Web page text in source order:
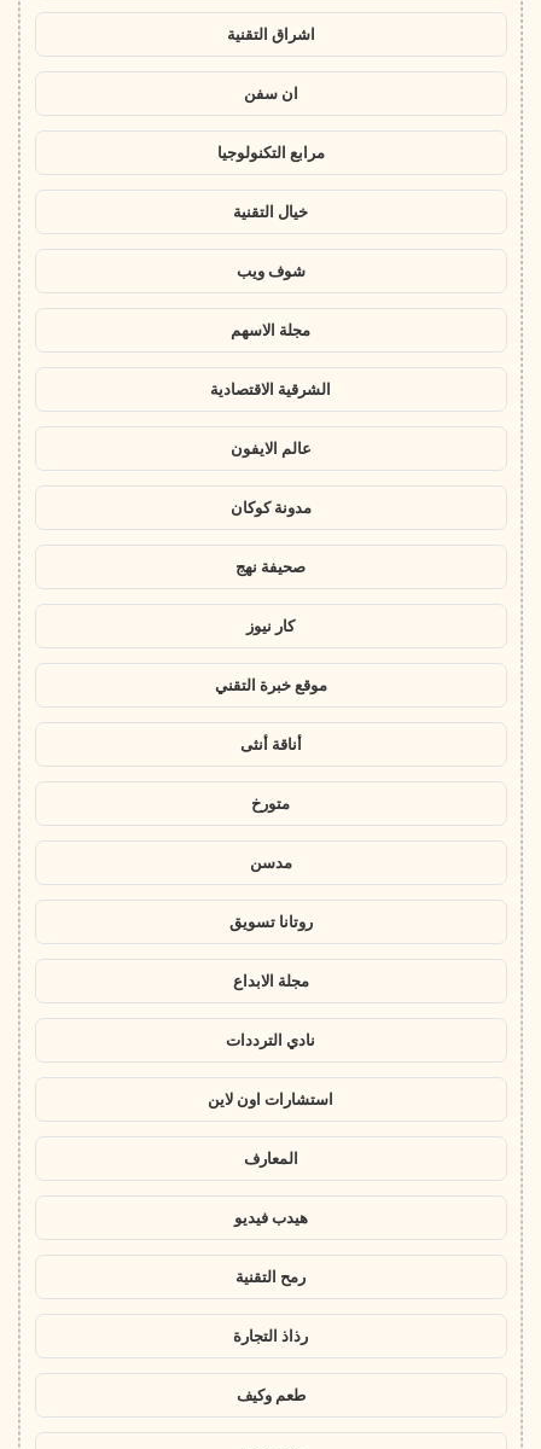
اشراق التقنية
ان سفن
مرابع التكنولوجيا
خيال التقنية
شوف ويب
مجلة الاسهم
الشرقية الاقتصادية
عالم الايفون
مدونة كوكان
صحيفة نهج
كار نيوز
موقع خبرة التقني
أناقة أنثى
متورخ
مدسن
روتانا تسويق
مجلة الابداع
نادي الترددات
استشارات اون لاين
المعارف
هيدب فيديو
رمح التقنية
رذاذ التجارة
طعم وكيف